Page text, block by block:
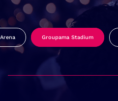
Groupama Stadium